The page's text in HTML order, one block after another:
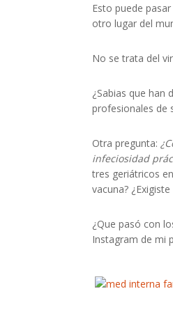
Esto puede
otro lugar del
No se trata del
¿Sabias que han
profesionales de
Otra pregunta:
infeciosidad
tres geriátricos
vacuna?
¿Que pasó con
Instagram de mi